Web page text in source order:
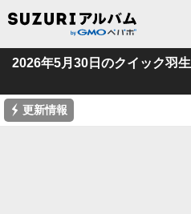
2026年5月30日のクイック羽生
⚡ 更新情報